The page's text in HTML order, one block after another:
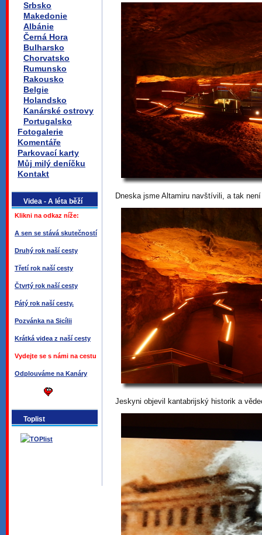
Srbsko
Makedonie
Albánie
Černá Hora
Bulharsko
Chorvatsko
Rumunsko
Rakousko
Belgie
Holandsko
Kanárské ostrovy
Portugalsko
Fotogalerie
Komentáře
Parkovací karty
Můj milý deníčku
Kontakt
Videa - A léta běží
Klikni na odkaz níže:
A sen se stává skutečností
Druhý rok naší cesty
Třetí rok naší cesty
Čtvrtý rok naší cesty
Pátý rok naší cesty.
Pozvánka na Sicílii
Krátká videa z naší cesty
Vydejte se s námi na cestu
Odplouváme na Kanáry
Toplist
Dneska jsme Altamiru navštívili, a tak
Jeskyni objevil kantabrijský historik a